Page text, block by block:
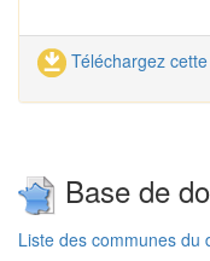
Téléchargez
Base de
Liste des communes du